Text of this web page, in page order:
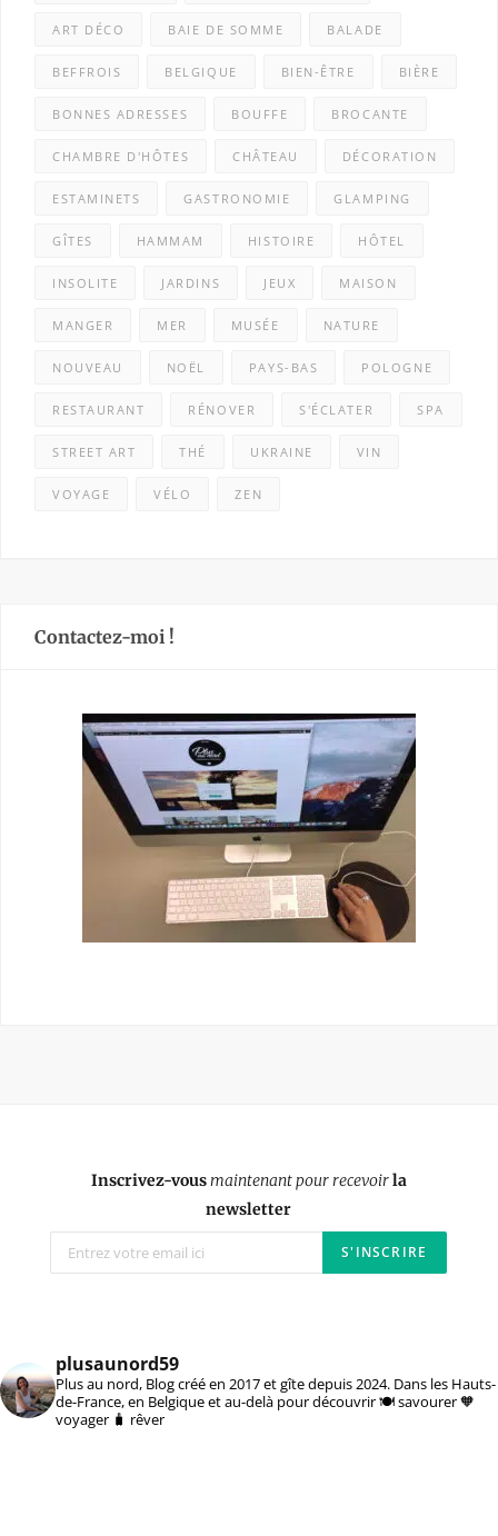
ART DÉCO BAIE DE SOMME BALADE
BEFFROIS BELGIQUE BIEN-ÊTRE BIÈRE
BONNES ADRESSES BOUFFE BROCANTE
CHAMBRE D'HÔTES CHÂTEAU DÉCORATION
ESTAMINETS GASTRONOMIE GLAMPING
GÎTES HAMMAM HISTOIRE HÔTEL
INSOLITE JARDINS JEUX MAISON
MANGER MER MUSÉE NATURE
NOUVEAU NOËL PAYS-BAS POLOGNE
RESTAURANT RÉNOVER S'ÉCLATER SPA
STREET ART THÉ UKRAINE VIN
VOYAGE VÉLO ZEN
Contactez-moi !
Inscrivez-vousmaintenant pour recevoirla
newsletter
plusaunord59
Plus au nord, Blog créé en 2017 et gîte depuis 2024. Dans les Hauts-
de-France, en Belgique et au-delà pour découvrir 🍽️ savourer 🧡
voyager 🧳 rêver